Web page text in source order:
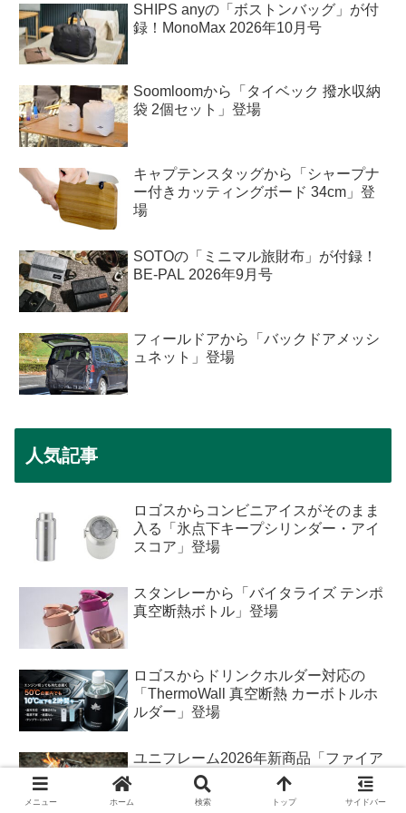
SHIPS anyの「ボストンバッグ」が付
録！MonoMax 2026年10月号
Soomloomから「タイベック 撥水収納
袋 2個セット」登場
キャプテンスタッグから「シャープナ
ー付きカッティングボード 34cm」登
場
SOTOの「ミニマル旅財布」が付録！
BE-PAL 2026年9月号
フィールドアから「バックドアメッシ
ュネット」登場
人気記事
ロゴスからコンビニアイスがそのまま
入る「氷点下キープシリンダー・アイ
スコア」登場
スタンレーから「バイタライズ テンポ
真空断熱ボトル」登場
ロゴスからドリンクホルダー対応の
「ThermoWall 真空断熱 カーボトルホ
ルダー」登場
ユニフレーム2026年新商品「ファイア
メニュー ホーム 検索 トップ サイドバー